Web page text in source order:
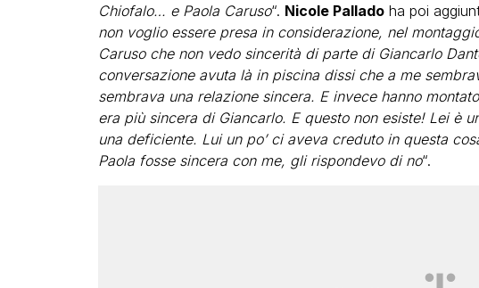
Chiofalo… e Paola Caruso“. Nicole Palladoha poi
non voglio essere presa in considerazione, nel
Caruso che non vedo sincerità di parte di Giancarlo
conversazione avuta là in piscina dissi che a me
sembrava una relazione sincera. E invece hanno
era più sincera di Giancarlo. E questo non esiste! Lei è
una deficiente. Lui un po’ ci aveva creduto in questa
Paola fosse sincera con me, gli rispondevo di no“.